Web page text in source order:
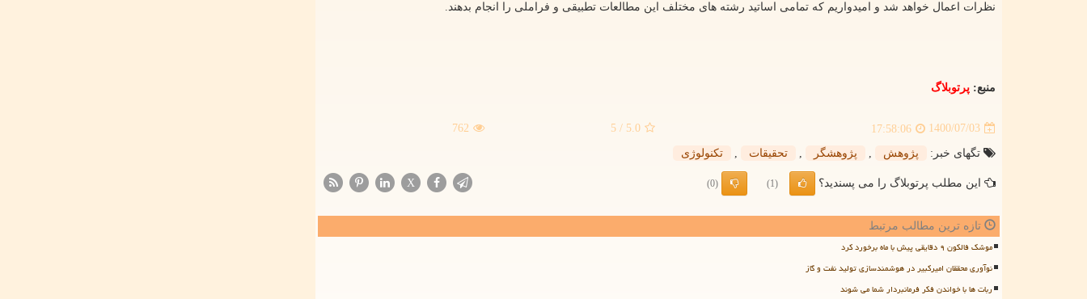
نظرات اعمال خواهد شد و امیدواریم که تمامی اساتید رشته های مختلف این مطالعات تطبیقی و فراملی را انجام بدهند.
منبع: پرتوبلاگ
1400/07/03
17:58:06
5.0
/ 5
762
تگهای خبر: پژوهش , پژوهشگر , تحقیقات , تكنولوژی
این مطلب پرتوبلاگ را می پسندید؟ (1)
(0)
X
تازه ترین مطالب مرتبط
موشک فالکون ۹ دقایقی پیش با ماه برخورد کرد
نوآوری محققان امیرکبیر در هوشمندسازی تولید نفت و گاز
ربات ها با خواندن فکر فرمانبردار شما می شوند